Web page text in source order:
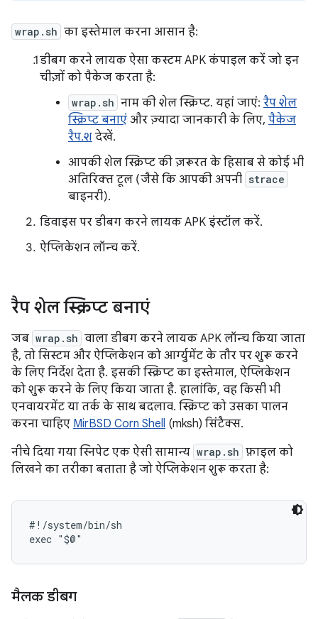
wrap.sh का इस्तेमाल करना आसान है:
डीबग करने लायक ऐसा कस्टम APK कंपाइल करें जो इन
चीज़ों को पैकेज करता है:
wrap.sh नाम की शेल स्क्रिप्ट. यहां जाएं: रैप शेल
स्क्रिप्ट बनाएं और ज़्यादा जानकारी के लिए, पैकेज
रैप.श देखें.
आपकी शेल स्क्रिप्ट की ज़रूरत के हिसाब से कोई भी
अतिरिक्त टूल (जैसे कि आपकी अपनी strace
बाइनरी).
डिवाइस पर डीबग करने लायक APK इंस्टॉल करें.
ऐप्लिकेशन लॉन्च करें.
रैप शेल स्क्रिप्ट बनाएं
जब wrap.sh वाला डीबग करने लायक APK लॉन्च किया जाता
है, तो सिस्टम और ऐप्लिकेशन को आर्ग्युमेंट के तौर पर शुरू करने
के लिए निर्देश देता है. इसकी स्क्रिप्ट का इस्तेमाल, ऐप्लिकेशन
को शुरू करने के लिए किया जाता है. हालांकि, वह किसी भी
एनवायरमेंट या तर्क के साथ बदलाव. स्क्रिप्ट को उसका पालन
करना चाहिए MirBSD Corn Shell (mksh) सिंटैक्स.
नीचे दिया गया स्निपेट एक ऐसी सामान्य wrap.sh फ़ाइल को
लिखने का तरीका बताता है जो ऐप्लिकेशन शुरू करता है:
#!/system/bin/sh
मैलक डीबग